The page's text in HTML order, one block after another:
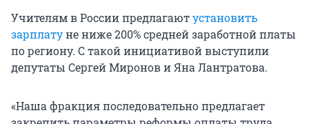
Учителям в России предлагаютустановить
зарплатуне ниже 200% средней заработной платы
по региону. С такой инициативой выступили
депутаты Сергей Миронов и Яна Лантратова.
«Наша фракция последовательно предлагает